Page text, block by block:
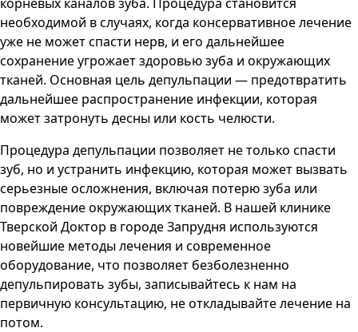
необходимой в случаях, когда консервативное лечение
уже не может спасти нерв, и его дальнейшее
сохранение угрожает здоровью зуба и окружающих
тканей. Основная цель депульпации — предотвратить
дальнейшее распространение инфекции, которая
может затронуть десны или кость челюсти.
Процедура депульпации позволяет не только спасти
зуб, но и устранить инфекцию, которая может вызвать
серьезные осложнения, включая потерю зуба или
повреждение окружающих тканей. В нашей клинике
Тверской Доктор в городеЗапрудня используются
новейшие методы лечения и современное
оборудование, что позволяет безболезненно
депульпировать зубы, записывайтесь к нам на
первичную консультацию, не откладывайте лечение на
потом.